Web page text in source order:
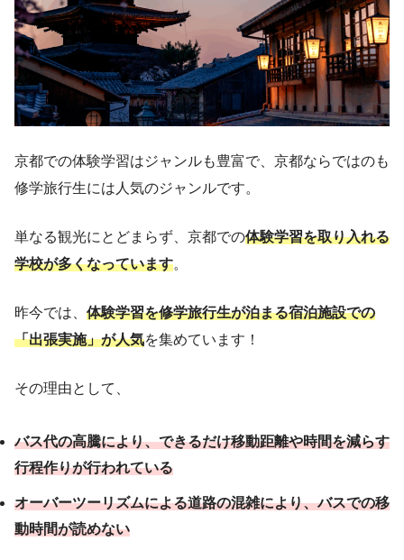
京都での体験学習はジャンルも豊富で、京都ならではのも
修学旅行生には人気のジャンルです。
単なる観光にとどまらず、京都での体験学習を取り入れる
学校が多くなっています。
昨今では、 体験学習を修学旅行生が泊まる宿泊施設での
「出張実施」が人気を集めています！
その理由として、
バス代の高騰により、できるだけ移動距離や時間を減らす
行程作りが行われている
オーバーツーリズムによる道路の混雑により、バスでの移
動時間が読めない